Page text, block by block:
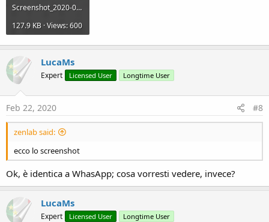
Screenshot_2020-02-22-12-15-55-514_com.fuoricodicessrl.b4a.first.jpg
127.9 KB · Views: 600
LucaMs
Expert Licensed User Longtime User
Feb 22, 2020 #8
zenlab said:
ecco lo screenshot
Ok, è identica a WhasApp; cosa vorresti vedere, invece?
LucaMs
Expert Licensed User Longtime User